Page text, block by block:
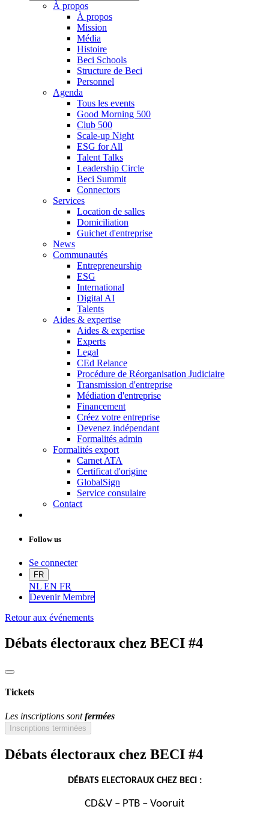
À propos
À propos
Mission
Média
Histoire
Beci Schools
Structure de Beci
Personnel
Agenda
Tous les events
Good Morning 500
Club 500
Scale-up Night
ESG for All
Talent Talks
Leadership Circle
Beci Summit
Connectors
Services
Location de salles
Domiciliation
Guichet d'entreprise
News
Communautés
Entrepreneurship
ESG
International
Digital AI
Talents
Aides & expertise
Aides & expertise
Experts
Legal
CEd Relance
Procédure de Réorganisation Judiciaire
Transmission d'entreprise
Médiation d'entreprise
Financement
Créez votre entreprise
Devenez indépendant
Formalités admin
Formalités export
Carnet ATA
Certificat d'origine
GlobalSign
Service consulaire
Contact
Follow us
Se connecter
FR
NL EN FR
Devenir Membre
Retour aux événements
Débats électoraux chez BECI #4
Tickets
Les inscriptions sontfermées
Inscriptions terminées
Débats électoraux chez BECI #4
DÉBATS ELECTORAUX CHEZ BECI :
CD&V – PTB – Vooruit